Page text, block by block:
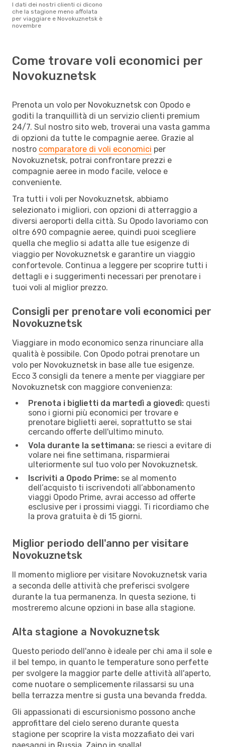
I dati dei nostri clienti ci dicono
che la stagione meno affolata
per viaggiare e Novokuznetsk è
novembre
Come trovare voli economici per
Novokuznetsk
Prenota un volo per Novokuznetsk con Opodo e
goditi la tranquillità di un servizio clienti premium
24/7. Sul nostro sito web, troverai una vasta gamma
di opzioni da tutte le compagnie aeree. Grazie al
nostro comparatore di voli economici per
Novokuznetsk, potrai confrontare prezzi e
compagnie aeree in modo facile, veloce e
conveniente.
Tra tutti i voli per Novokuznetsk, abbiamo
selezionato i migliori, con opzioni di atterraggio a
diversi aeroporti della città. Su Opodo lavoriamo con
oltre 690 compagnie aeree, quindi puoi scegliere
quella che meglio si adatta alle tue esigenze di
viaggio per Novokuznetsk e garantire un viaggio
confortevole. Continua a leggere per scoprire tutti i
dettagli e i suggerimenti necessari per prenotare i
tuoi voli al miglior prezzo.
Consigli per prenotare voli economici per
Novokuznetsk
Viaggiare in modo economico senza rinunciare alla
qualità è possibile. Con Opodo potrai prenotare un
volo per Novokuznetsk in base alle tue esigenze.
Ecco 3 consigli da tenere a mente per viaggiare per
Novokuznetsk con maggiore convenienza:
Prenota i biglietti da martedì a giovedì: questi
sono i giorni più economici per trovare e
prenotare biglietti aerei, soprattutto se stai
cercando offerte dell'ultimo minuto.
Vola durante la settimana: se riesci a evitare di
volare nei fine settimana, risparmierai
ulteriormente sul tuo volo per Novokuznetsk.
Iscriviti a Opodo Prime: se al momento
dell’acquisto ti iscrivendoti all’abbonamento
viaggi Opodo Prime, avrai accesso ad offerte
esclusive per i prossimi viaggi. Ti ricordiamo che
la prova gratuita è di 15 giorni.
Miglior periodo dell'anno per visitare
Novokuznetsk
Il momento migliore per visitare Novokuznetsk varia
a seconda delle attività che preferisci svolgere
durante la tua permanenza. In questa sezione, ti
mostreremo alcune opzioni in base alla stagione.
Alta stagione a Novokuznetsk
Questo periodo dell'anno è ideale per chi ama il sole e
il bel tempo, in quanto le temperature sono perfette
per svolgere la maggior parte delle attività all'aperto,
come nuotare o semplicemente rilassarsi su una
bella terrazza mentre si gusta una bevanda fredda.
Gli appassionati di escursionismo possono anche
approfittare del cielo sereno durante questa
stagione per scoprire la vista mozzafiato dei vari